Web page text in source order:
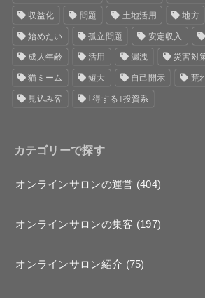
収益化 問題 土地活用 地方
始めたい 孤立問題 安定収入
成人年齢 活用 漏洩 災害対
猫ミーム 短大 自己開示 荒
見込み客 ｢得する｣投資系
カテゴリーで探す
オンラインサロンの運営 (404)
オンラインサロンの集客 (197)
オンラインサロン紹介 (75)